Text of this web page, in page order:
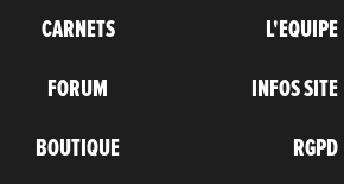
CARNETS
FORUM
BOUTIQUE
L'EQUIPE
INFOS SITE
RGPD